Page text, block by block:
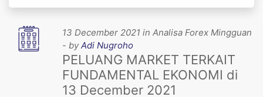
13 December 2021 in Analisa Forex Mingguan
- byAdi Nugroho
PELUANG MARKET TERKAIT
FUNDAMENTAL EKONOMI di
13 December 2021